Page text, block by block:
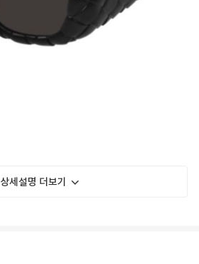
상세설명 더보기